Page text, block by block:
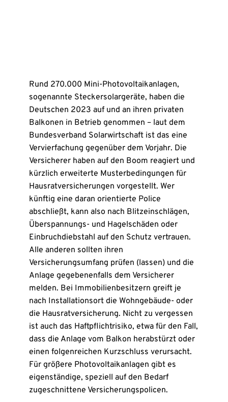
Rund 270.000 Mini-Photovoltaikanlagen,
sogenannte Steckersolargeräte, haben die
Deutschen 2023 auf und an ihren privaten
Balkonen in Betrieb genommen – laut dem
Bundesverband Solarwirtschaft ist das eine
Vervierfachung gegenüber dem Vorjahr. Die
Versicherer haben auf den Boom reagiert und
kürzlich erweiterte Musterbedingungen für
Hausratversicherungen vorgestellt. Wer
künftig eine daran orientierte Police
abschließt, kann also nach Blitzeinschlägen,
Überspannungs- und Hagelschäden oder
Einbruchdiebstahl auf den Schutz vertrauen.
Alle anderen sollten ihren
Versicherungsumfang prüfen (lassen) und die
Anlage gegebenenfalls dem Versicherer
melden. Bei Immobilienbesitzern greift je
nach Installationsort die Wohngebäude- oder
die Hausratversicherung. Nicht zu vergessen
ist auch das Haftpflichtrisiko, etwa für den Fall,
dass die Anlage vom Balkon herabstürzt oder
einen folgenreichen Kurzschluss verursacht.
Für größere Photovoltaikanlagen gibt es
eigenständige, speziell auf den Bedarf
zugeschnittene Versicherungspolicen.